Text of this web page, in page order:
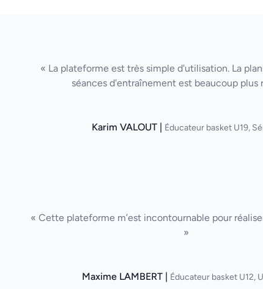
« La plateforme est très simple d'utilisation. La
séances d'entraînement est beaucoup plus
Karim VALOUT | Éducateur basket U19,
« Cette plateforme m’est incontournable pour
»
Maxime LAMBERT | Éducateur basket U12,